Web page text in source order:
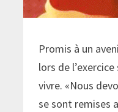
Promis à un
lors de
vivre. «Nous
se sont remises